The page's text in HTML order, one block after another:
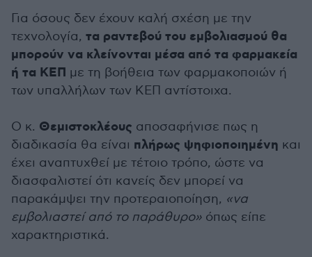
Για όσους δεν έχουν καλή σχέση με την
τεχνολογία, τα ραντεβού του εμβολιασμού θα
μπορούν να κλείνονται μέσα από τα φαρμακεία
ή τα ΚΕΠ με τη βοήθεια των φαρμακοποιών ή
των υπαλλήλων των ΚΕΠ αντίστοιχα.
Ο κ. Θεμιστοκλέους αποσαφήνισε πως η
διαδικασία θα είναι πλήρως ψηφιοποιημένη και
έχει αναπτυχθεί με τέτοιο τρόπο, ώστε να
διασφαλιστεί ότι κανείς δεν μπορεί να
παρακάμψει την προτεραιοποίηση, «να
εμβολιαστεί από το παράθυρο» όπως είπε
χαρακτηριστικά.